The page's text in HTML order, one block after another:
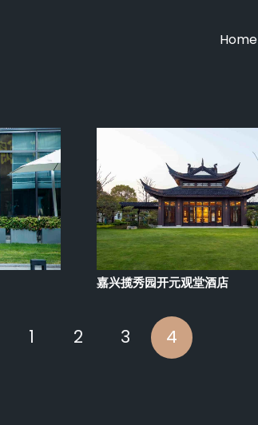
Home
嘉兴揽秀园开元观堂酒店
1 2 3 4